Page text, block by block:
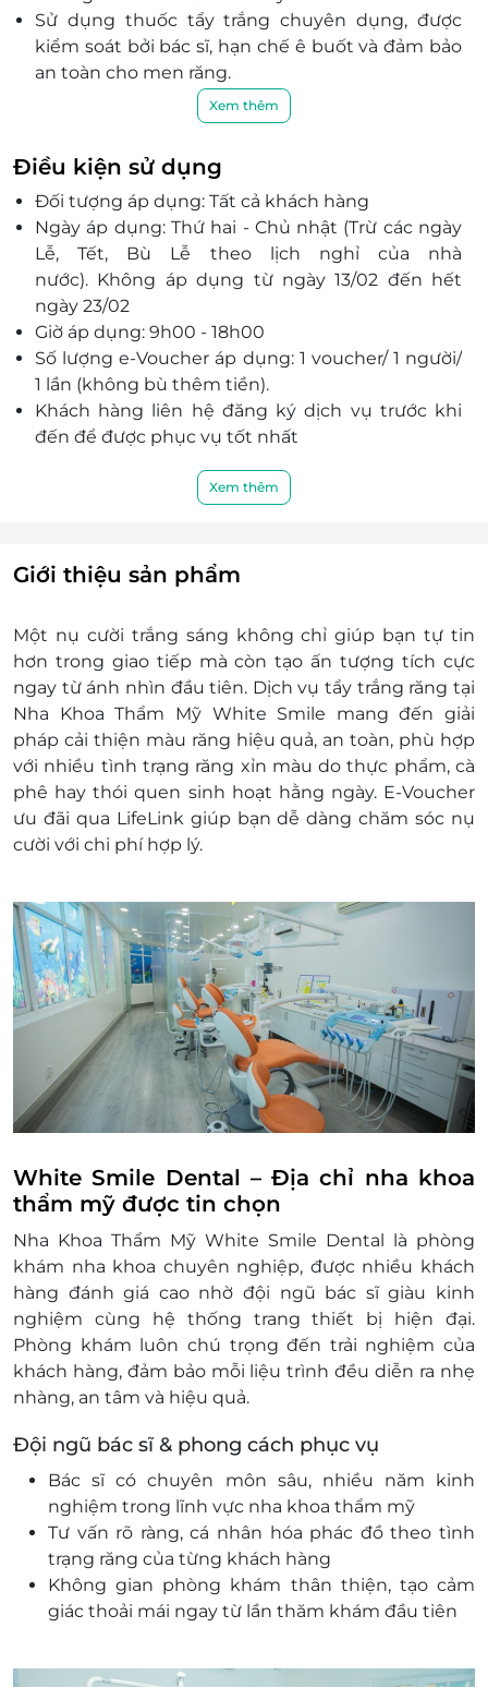
Sử dụng thuốc tẩy trắng chuyên dụng, được
kiểm soát bởi bác sĩ, hạn chế ê buốt và đảm bảo
an toàn cho men răng.
Thực hiện bởi đội ngũ bác sĩ giàu kinh nghiệm,
thao tác nhẹ nhàng, theo dõi sát tình trạng răng
trong suốt quá trình.
Trang thiết bị hiện đại, không gian phòng khám
sạch sẽ, mang đến cảm giác thoải mái và yên
tâm khi trải nghiệm dịch vụ.
Ưu đãi hấp dẫn khi mua Evoucher qua LifeLink –
đặt lịch nhanh chóng, chi phí tiết kiệm, dễ dàng
sở hữu nụ cười trắng sáng tự tin.
Xem thêm
Điều kiện sử dụng
Đối tượng áp dụng: Tất cả khách hàng
Ngày áp dụng: Thứ hai - Chủ nhật (Trừ các ngày
Lễ, Tết, Bù Lễ theo lịch nghỉ của nhà
nước). Không áp dụng từ ngày 13/02 đến hết
ngày 23/02
Giờ áp dụng: 9h00 - 18h00
Số lượng e-Voucher áp dụng: 1 voucher/ 1 người/
1 lần (không bù thêm tiền).
Khách hàng liên hệ đăng ký dịch vụ trước khi
đến để được phục vụ tốt nhất
Điều kiện khác
Một khách hàng được mua nhiều e-
e-Voucher/e-Coupon không có giá trị quy đổi
thành tiền mặt, không trả lại tiền thừa.
Không áp dụng đồng thời cùng lúc với các
chương trình khuyến mại khác
Xem thêm
Giới thiệu sản phẩm
Một nụ cười trắng sáng không chỉ giúp bạn tự tin
hơn trong giao tiếp mà còn tạo ấn tượng tích cực
ngay từ ánh nhìn đầu tiên. Dịch vụ tẩy trắng răng tại
Nha Khoa Thẩm Mỹ White Smile mang đến giải
pháp cải thiện màu răng hiệu quả, an toàn, phù hợp
với nhiều tình trạng răng xỉn màu do thực phẩm, cà
phê hay thói quen sinh hoạt hằng ngày. E-Voucher
ưu đãi qua LifeLink giúp bạn dễ dàng chăm sóc nụ
cười với chi phí hợp lý.
White Smile Dental – Địa chỉ nha khoa
thẩm mỹ được tin chọn
Nha Khoa Thẩm Mỹ White Smile Dental là phòng
khám nha khoa chuyên nghiệp, được nhiều khách
hàng đánh giá cao nhờ đội ngũ bác sĩ giàu kinh
nghiệm cùng hệ thống trang thiết bị hiện đại.
Phòng khám luôn chú trọng đến trải nghiệm của
khách hàng, đảm bảo mỗi liệu trình đều diễn ra nhẹ
nhàng, an tâm và hiệu quả.
Đội ngũ bác sĩ & phong cách phục vụ
Bác sĩ có chuyên môn sâu, nhiều năm kinh
nghiệm trong lĩnh vực nha khoa thẩm mỹ
Tư vấn rõ ràng, cá nhân hóa phác đồ theo tình
trạng răng của từng khách hàng
Không gian phòng khám thân thiện, tạo cảm
giác thoải mái ngay từ lần thăm khám đầu tiên